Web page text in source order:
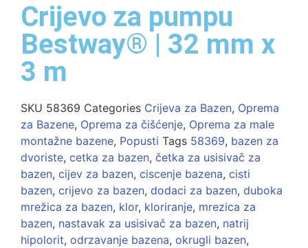
Crijevo za pumpu
Bestway® | 32 mm x
3 m
SKU 58369 Categories Crijeva za Bazen, Oprema
za Bazene, Oprema za čišćenje, Oprema za male
montažne bazene, Popusti Tags 58369, bazen za
dvoriste, cetka za bazen, četka za usisivač za
bazen, cijev za bazen, ciscenje bazena, cisti
bazen, crijevo za bazen, dodaci za bazen, duboka
mrežica za bazen, klor, kloriranje, mrezica za
bazen, nastavak za usisivač za bazen, natrij
hipolorit, odrzavanje bazena, okrugli bazen,